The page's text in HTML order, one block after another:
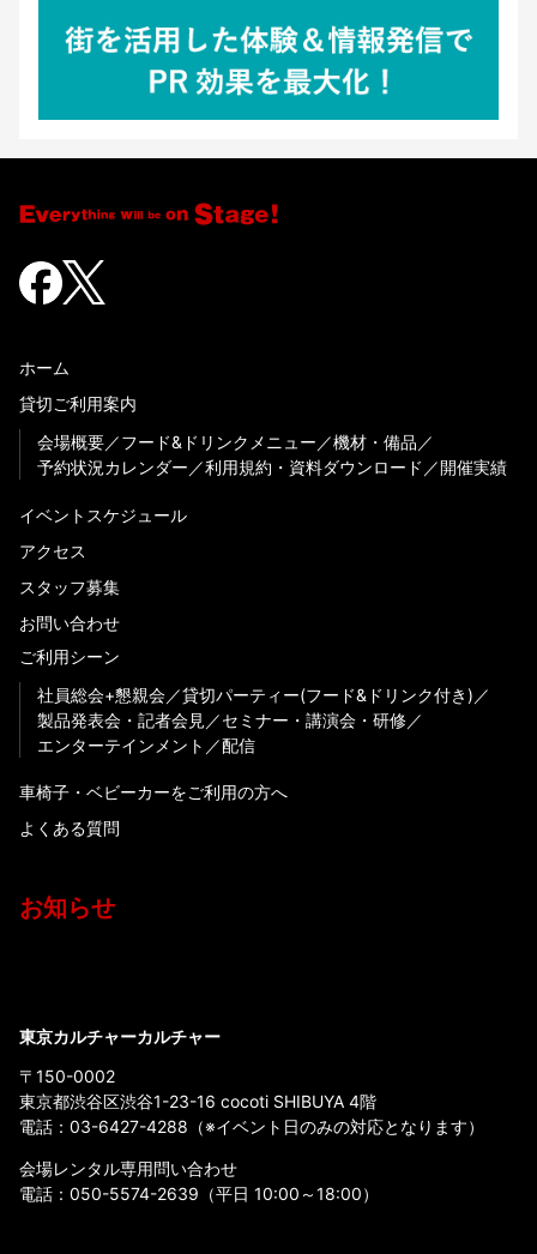
ホーム
貸切ご利用案内
会場概要
フード&ドリンクメニュー
機材・備品
予約状況カレンダー
利用規約・資料ダウンロード 開催実績
イベントスケジュール
アクセス
スタッフ募集
お問い合わせ
ご利用シーン
社員総会+懇親会
貸切パーティー(フード&ドリンク付き)
製品発表会・記者会見
セミナー・講演会・研修
エンターテインメント
配信
車椅子・ベビーカーをご利用の方へ
よくある質問
お知らせ
東京カルチャーカルチャー
〒150-0002
東京都渋谷区渋谷1-23-16 cocoti SHIBUYA 4階
電話： 03-6427-4288 （※イベント日のみの対応となります）
会場レンタル専用問い合わせ
電話： 050-5574-2639 （平日 10:00～18:00）